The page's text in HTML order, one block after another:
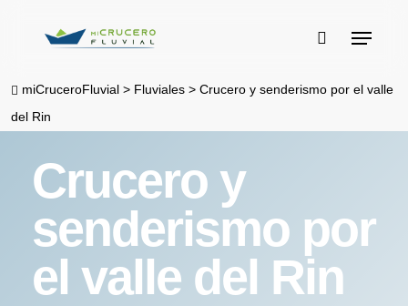
content
buscar
Menu
miCruceroFluvial > Fluviales >Crucero y senderismo por el valle
del Rin
Crucero y
senderismo por
el valle del Rin